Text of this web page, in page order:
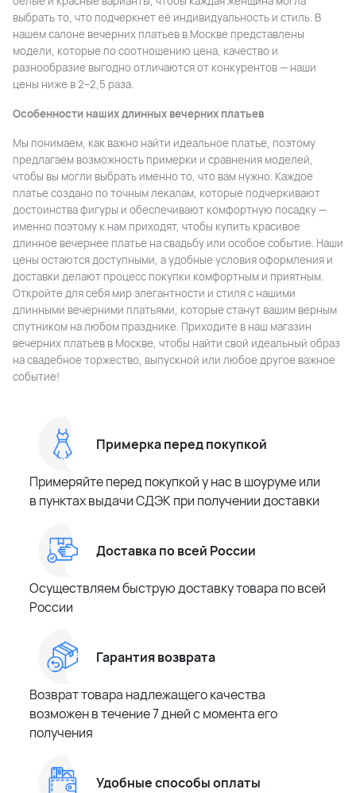
выбрать то, что подчеркнет её индивидуальность и стиль. В
нашем салоне вечерних платьев в Москве представлены
модели, которые по соотношению цена, качество и
разнообразие выгодно отличаются от конкурентов — наши
цены ниже в 2–2,5 раза.
Особенности наших длинных вечерних платьев
Мы понимаем, как важно найти идеальное платье, поэтому
предлагаем возможность примерки и сравнения моделей,
чтобы вы могли выбрать именно то, что вам нужно. Каждое
платье создано по точным лекалам, которые подчеркивают
достоинства фигуры и обеспечивают комфортную посадку —
именно поэтому к нам приходят, чтобы купить красивое
длинное вечернее платье на свадьбу или особое событие. Наши
цены остаются доступными, а удобные условия оформления и
доставки делают процесс покупки комфортным и приятным.
Откройте для себя мир элегантности и стиля с нашими
длинными вечерними платьями, которые станут вашим верным
спутником на любом празднике. Приходите в наш магазин
вечерних платьев в Москве, чтобы найти свой идеальный образ
на свадебное торжество, выпускной или любое другое важное
событие!
Примерка перед покупкой
Примеряйте перед покупкой у нас в шоуруме или
в пунктах выдачи СДЭК при получении доставки
Доставка по всей России
Осуществляем быструю доставку товара по всей
России
Гарантия возврата
Возврат товара надлежащего качества
возможен в течение 7 дней с момента его
получения
Удобные способы оплаты